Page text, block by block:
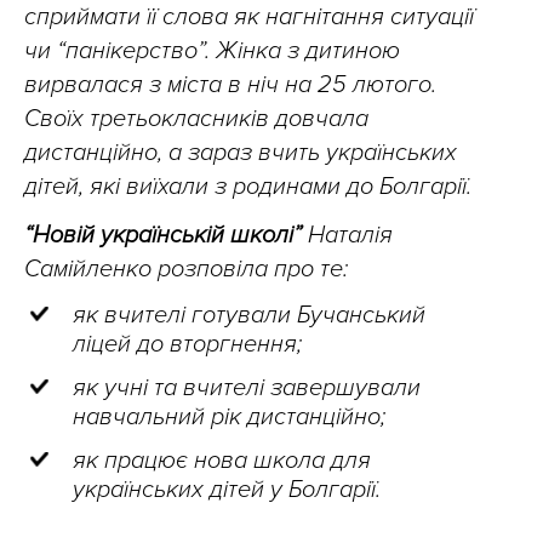
сприймати її слова як нагнітання ситуації
чи “панікерство”. Жінка з дитиною
вирвалася з міста в ніч на 25 лютого.
Своїх третьокласників довчала
дистанційно, а зараз вчить українських
дітей, які виїхали з родинами до Болгарії.
“Новій українській школі”Наталія
Самійленко розповіла про те:
як вчителі готували Бучанський
ліцей до вторгнення;
як учні та вчителі завершували
навчальний рік дистанційно;
як працює нова школа для
українських дітей у Болгарії.